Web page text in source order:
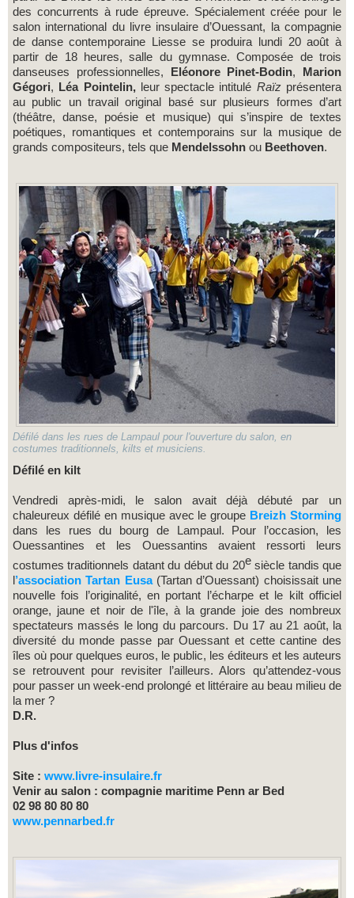
des concurrents à rude épreuve. Spécialement créée pour le
salon international du livre insulaire d’Ouessant, la compagnie
de danse contemporaine Liesse se produira lundi 20 août à
partir de 18 heures, salle du gymnase. Composée de trois
danseuses professionnelles, Eléonore Pinet-Bodin, Marion
Gégori, Léa Pointelin,leur spectacle intitulé Raïz présentera
au public un travail original basé sur plusieurs formes d’art
(théâtre, danse, poésie et musique) qui s’inspire de textes
poétiques, romantiques et contemporains sur la musique de
grands compositeurs, tels que Mendelssohn ou Beethoven.
Défilé dans les rues de Lampaul pour l'ouverture du salon, en
costumes traditionnels, kilts et musiciens.
Défilé en kilt
Vendredi après-midi, le salon avait déjà débuté par un
chaleureux défilé en musique avec le groupe Breizh Storming
dans les rues du bourg de Lampaul. Pour l’occasion, les
Ouessantines et les Ouessantins avaient ressorti leurs
costumes traditionnels datant du début du 20esiècle tandis que
l’association Tartan Eusa (Tartan d’Ouessant) choisissait une
nouvelle fois l’originalité, en portant l’écharpe et le kilt officiel
orange, jaune et noir de l'île, à la grande joie des nombreux
spectateurs massés le long du parcours. Du 17 au 21 août, la
diversité du monde passe par Ouessant et cette cantine des
îles où pour quelques euros, le public, les éditeurs et les auteurs
se retrouvent pour revisiter l’ailleurs. Alors qu’attendez-vous
pour passer un week-end prolongé et littéraire au beau milieu de
la mer ?
D.R.
Plus d'infos
Site : www.livre-insulaire.fr
Venir au salon : compagnie maritime Penn ar Bed
02 98 80 80 80
www.pennarbed.fr